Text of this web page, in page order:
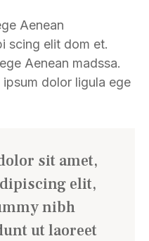
Aenean
scing elit dom et.
Aenean madssa.
dolor ligula ege
sit amet,
elit,
nibh
ut laoreet